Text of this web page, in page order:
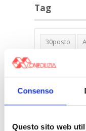
Consenso
Questo sito web
Tag
30posto
Buon Senso
Carenza
Case